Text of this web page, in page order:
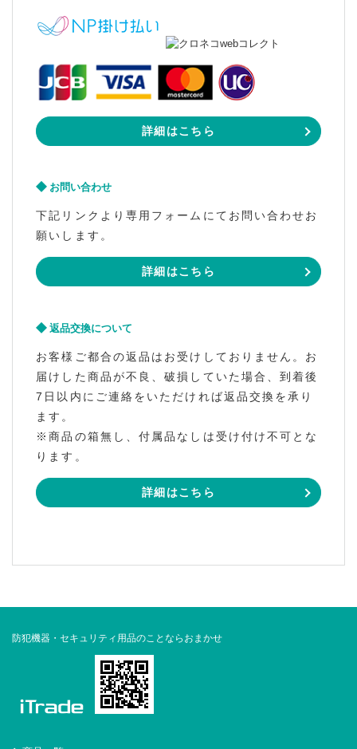
詳細はこちら
お問い合わせ
下記リンクより専用フォームにてお問い合わせお
願いします。
詳細はこちら
返品交換について
お客様ご都合の返品はお受けしておりません。お
届けした商品が不良、破損していた場合、到着後
7日以内にご連絡をいただければ返品交換を承り
ます。
※商品の箱無し、付属品なしは受け付け不可とな
ります。
詳細はこちら
防犯機器・セキュリティ用品のことならおまかせ